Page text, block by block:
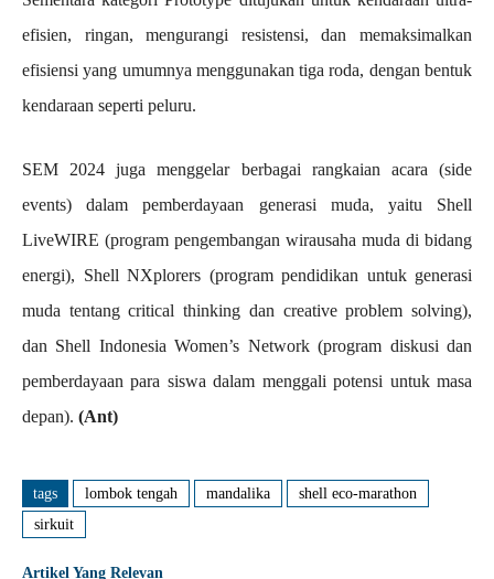
efisien, ringan, mengurangi resistensi, dan memaksimalkan
efisiensi yang umumnya menggunakan tiga roda, dengan bentuk
kendaraan seperti peluru.
SEM 2024 juga menggelar berbagai rangkaian acara (side
events) dalam pemberdayaan generasi muda, yaitu Shell
LiveWIRE (program pengembangan wirausaha muda di bidang
energi), Shell NXplorers (program pendidikan untuk generasi
muda tentang critical thinking dan creative problem solving),
dan Shell Indonesia Women’s Network (program diskusi dan
pemberdayaan para siswa dalam menggali potensi untuk masa
depan). (Ant)
tags lombok tengah mandalika
shell eco-marathon
sirkuit
Artikel Yang Relevan